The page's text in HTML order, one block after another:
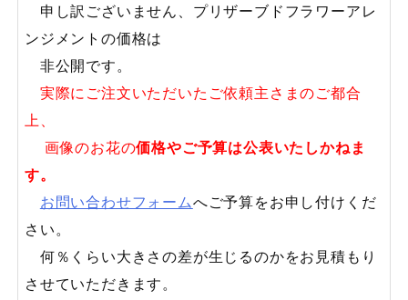
申し訳ございません、プリザーブドフラワーアレ
ンジメントの価格は
非公開です。
実際にご注文いただいたご依頼主さまのご都合
上、
画像のお花の価格やご予算は公表いたしかねま
す。
お問い合わせフォームへご予算をお申し付けくだ
さい。
何％くらい大きさの差が生じるのかをお見積もり
させていただきます。